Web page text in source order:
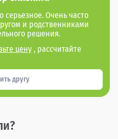
серьезное. Очень часто
и родственниками
решения.
цену , рассчитайте
другу